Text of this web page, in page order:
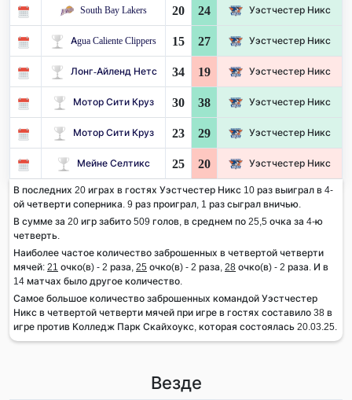
South Bay Lakers 20 24 Уэстчестер Никс
Agua Caliente Clippers 15 27 Уэстчестер Никс
Лонг-Айленд Нетс 34 19 Уэстчестер Никс
Мотор Сити Круз 30 38 Уэстчестер Никс
Мотор Сити Круз 23 29 Уэстчестер Никс
Мейне Селтикс 25 20 Уэстчестер Никс
В последних 20 играх в гостях Уэстчестер Никс 10 раз выиграл в 4-
ой четверти соперника. 9 раз проиграл, 1 раз сыграл вничью.
В сумме за 20 игр забито 509 голов, в среднем по 25,5 очка за 4-ю
четверть.
Наиболее частое количество заброшенных в четвертой четверти
мячей: 21 очко(в) - 2 раза, 25 очко(в) - 2 раза, 28 очко(в) - 2 раза. И в
14 матчах было другое количество.
Самое большое количество заброшенных командой Уэстчестер
Никс в четвертой четверти мячей при игре в гостях составило 38 в
игре против Колледж Парк Скайхоукс, которая состоялась 20.03.25.
Везде